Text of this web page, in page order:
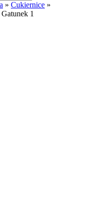
» Cukiernice »
1